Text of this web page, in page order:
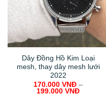
Dây Đồng Hồ Kim Loại
mesh, thay dây mesh lưới
2022
170.000 VNĐ –
199.000 VNĐ